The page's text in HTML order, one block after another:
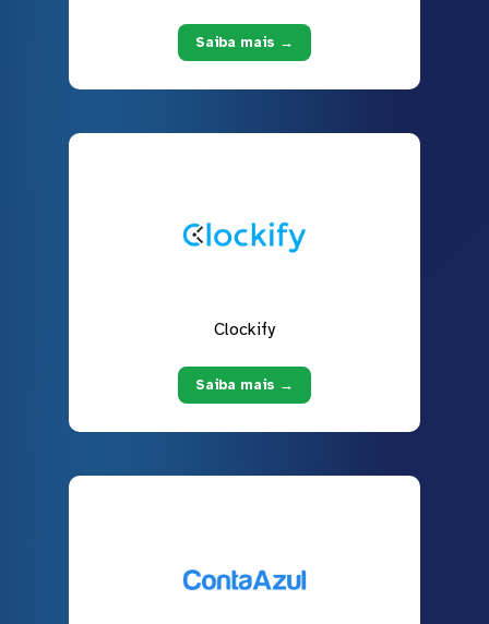
Saiba mais →
Clockify
Saiba mais →